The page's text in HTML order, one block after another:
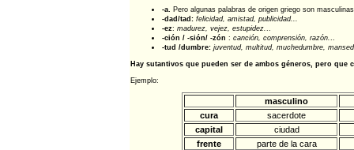
-a. Pero algunas palabras de origen griego son
-dad/tad: felicidad, amistad, publicidad...
-ez: madurez, vejez, estupidez...
-ción / -sión/ -zón : canción, comprensión, razón...
-tud /dumbre: juventud, multitud, muchedumbre,
Hay sutantivos que pueden ser de ambos géneros, pero que
Ejemplo:
masculino
cura
sacerdote
capital
ciudad
frente
parte de la cara